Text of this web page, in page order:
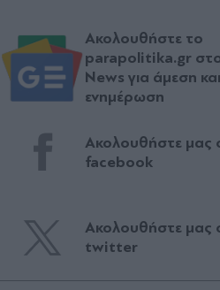
Ακολουθήστε το
parapolitika.gr
News για άμεση
ενημέρωση
Ακολουθήστε μας
facebook
Ακολουθήστε μας
twitter